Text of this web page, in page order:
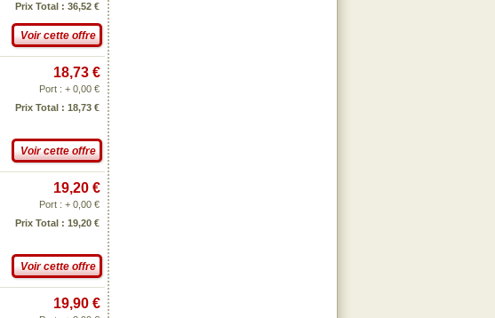
Prix Total : 36,52 €
Voir cette offre
18,73 €
Port : + 0,00 €
Prix Total : 18,73 €
Voir cette offre
19,20 €
Port : + 0,00 €
Prix Total : 19,20 €
Voir cette offre
19,90 €